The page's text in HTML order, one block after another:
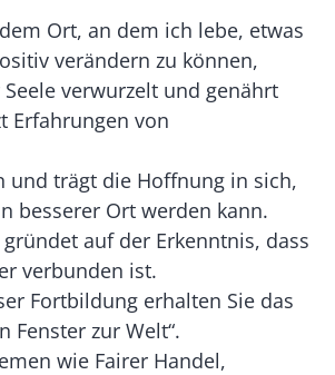
Ort, an dem ich lebe, etwas
verändern zu können,
verwurzelt und genährt
Erfahrungen von
und trägt die Hoffnung in sich,
besserer Ort werden kann.
auf der Erkenntnis, dass
verbunden ist.
Fortbildung erhalten Sie das
Fenster zur Welt“.
wie Fairer Handel,